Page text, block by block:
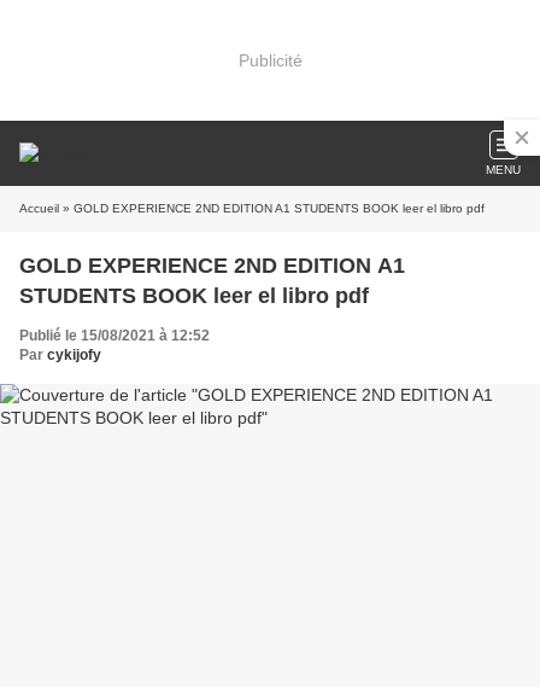
Publicité
MENU
Accueil » GOLD EXPERIENCE 2ND EDITION A1 STUDENTS BOOK leer el libro pdf
GOLD EXPERIENCE 2ND EDITION A1
STUDENTS BOOK leer el libro pdf
Publié le 15/08/2021 à 12:52
Par cykijofy